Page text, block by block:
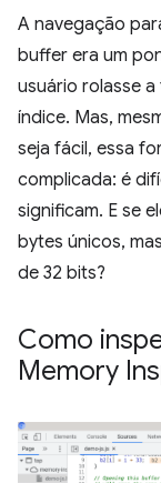
A navegação
buffer era um
usuário rolasse
índice. Mas,
seja fácil, essa
complicada: é
significam. E se
bytes únicos,
de 32 bits?
Como
Memory